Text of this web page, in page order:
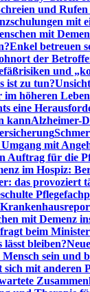
und
mit
mit
Enkel betreuen
der
und
ist zu tun?
höheren
eine
kannAlzheimer-
mit
Auftrag für die
im Hospiz:
das provoziert
mit Demenz
beim
bleiben?
sein und
sich mit anderen